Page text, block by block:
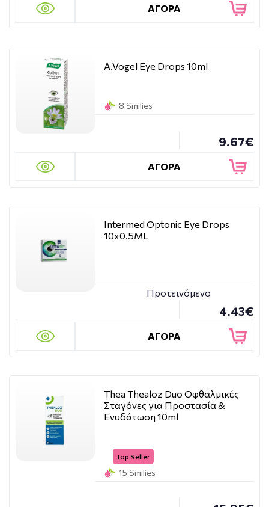
ΑΓΟΡΑ
A.Vogel Eye Drops 10ml
8 Smilies
9.67€
ΑΓΟΡΑ
Intermed Optonic Eye Drops
10x0.5ML
Προτεινόμενο
4.43€
ΑΓΟΡΑ
Thea Thealoz Duo Οφθαλμικές
Σταγόνες για Προστασία &
Ενυδάτωση 10ml
Top Seller
15 Smilies